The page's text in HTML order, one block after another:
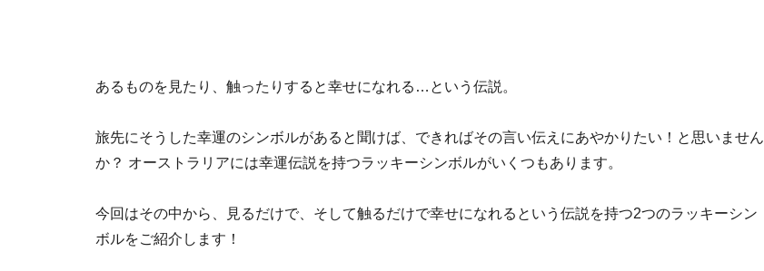
あるものを見たり、触ったりすると幸せになれる…という伝説。
旅先にそうした幸運のシンボルがあると聞けば、できればその言い伝えにあやかりたい！と思いません
か？ オーストラリアには幸運伝説を持つラッキーシンボルがいくつもあります。
今回はその中から、見るだけで、そして触るだけで幸せになれるという伝説を持つ2つのラッキーシン
ボルをご紹介します！